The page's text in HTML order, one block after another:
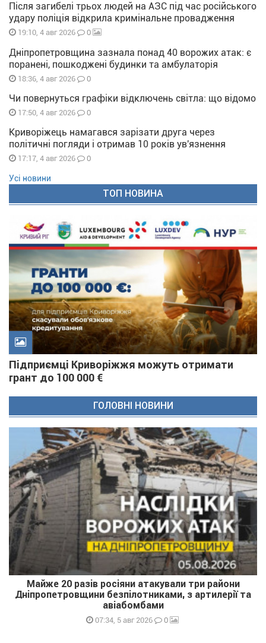
Після загибелі трьох людей на АЗС під час російського
удару поліція відкрила кримінальне провадження
19:10, 4 авг 2026 0
Дніпропетровщина зазнала понад 40 ворожих атак: є
поранені, пошкоджені будинки та амбулаторія
18:36, 4 авг 2026 0
Чи повернуться графіки відключень світла: що відомо
17:50, 4 авг 2026 0
Криворіжець намагався зарізати друга через
політичні погляди і отримав 10 років ув'язнення
17:17, 4 авг 2026 0
Усі новини
ТОП НОВИНА
Підприємці Криворіжжя можуть отримати
грант до 100 000 €
ГОЛОВНІ НОВИНИ
Майже 20 разів росіяни атакували три райони
Дніпропетровщини безпілотниками, з артилерії та
авіабомбами
07:34, 5 авг 2026 0